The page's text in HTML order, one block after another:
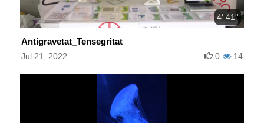
4' 41''
Antigravetat_Tensegritat
Jul 21, 2022 14
0